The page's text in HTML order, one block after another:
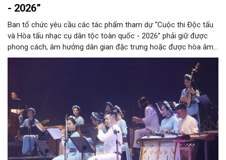
- 2026”
Ban tổ chức yêu cầu các tác phẩm tham dự “Cuộc thi Độc tấu
và Hòa tấu nhạc cụ dân tộc toàn quốc - 2026” phải giữ được
phong cách, âm hưởng dân gian đặc trưng hoặc được hòa âm,
phối khí mới trên nền tảng làn điệu âm nhạc truyền thống Việt
Nam, đồng thời phải được trình diễn trực tiếp bằng nhạc cụ dân